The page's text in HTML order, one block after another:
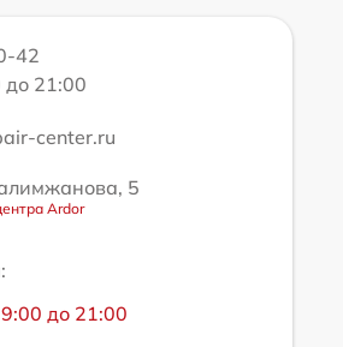
42
до 21:00
center.ru
5
Ardor
до 21:00